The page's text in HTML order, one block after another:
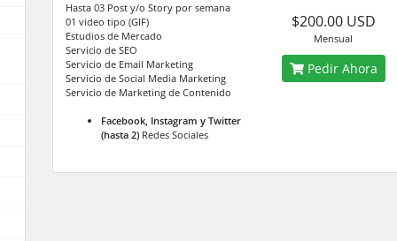
Hasta 03 Post y/o Story por semana
01 video tipo (GIF)
Estudios de Mercado
Servicio de SEO
Servicio de Email Marketing
Servicio de Social Media Marketing
Servicio de Marketing de Contenido
Facebook, Instagram y Twitter
(hasta 2) Redes Sociales
$200.00 USD
Mensual
Pedir Ahora